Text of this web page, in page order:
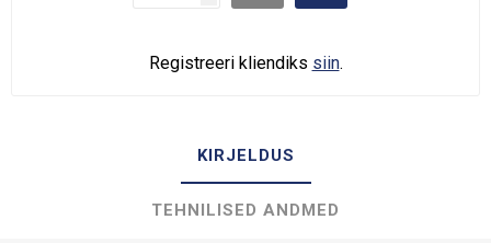
Registreeri kliendiks siin.
KIRJELDUS
TEHNILISED ANDMED